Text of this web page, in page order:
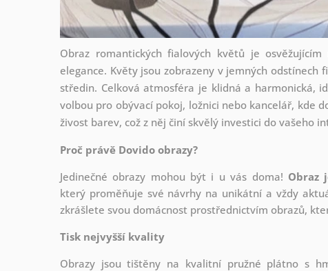
Obraz romantických fialových květů je
elegance. Květy jsou zobrazeny v jemných
středin. Celková atmosféra je klidná a harmonická,
volbou pro obývací pokoj, ložnici nebo kancelář, kde
živost barev, což z něj činí skvělý investici do vašeho
Proč právě Dovido obrazy?
Jedinečné obrazy mohou být i u vás doma! Obraz
který proměňuje své návrhy na unikátní a vždy
zkrášlete svou domácnost prostřednictvím obrazů,
Tisk nejvyšší kvality
Obrazy jsou tištěny na kvalitní pružné plátno s